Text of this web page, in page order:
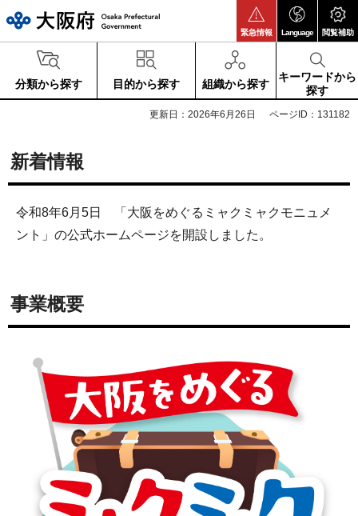
緊急情報 Language 閲覧補助
分類から探す 目的から探す 組織から探す
キーワードから
探す
更新日：2026年6月26日 ページID：131182
新着情報
令和8年6月5日 「大阪をめぐるミャクミャクモニュメ
ント」の公式ホームページを開設しました。
事業概要